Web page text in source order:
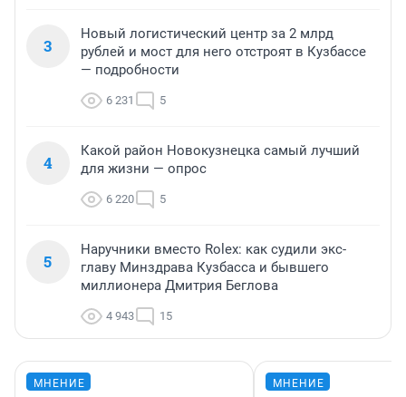
3
Новый логистический центр за 2 млрд
рублей и мост для него отстроят в Кузбассе
— подробности
6 231 5
4
Какой район Новокузнецка самый лучший
для жизни — опрос
6 220 5
5
Наручники вместо Rolex: как судили экс-
главу Минздрава Кузбасса и бывшего
миллионера Дмитрия Беглова
4 943 15
МНЕНИЕ МНЕНИЕ